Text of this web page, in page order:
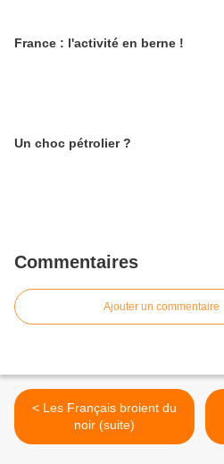
France : l'activité en berne !
Un choc pétrolier ?
Commentaires
Ajouter un commentaire
< Les Français broient du
noir (suite)